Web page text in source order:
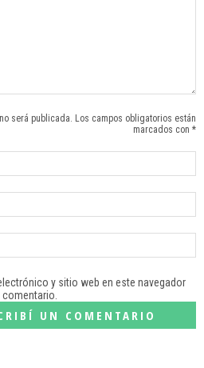
será publicada. Los campos obligatorios están
marcados con *
y sitio web en este navegador